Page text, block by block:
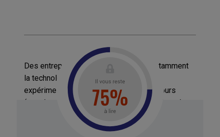
Des entreprises de divers secteurs, notamment
la technologie, la finance et la santé, ont
expérimenté la semaine de travail de 4 jours
(appelons la S4J) comme moyen d’améliorer la
satisfaction et la rétention de leurs